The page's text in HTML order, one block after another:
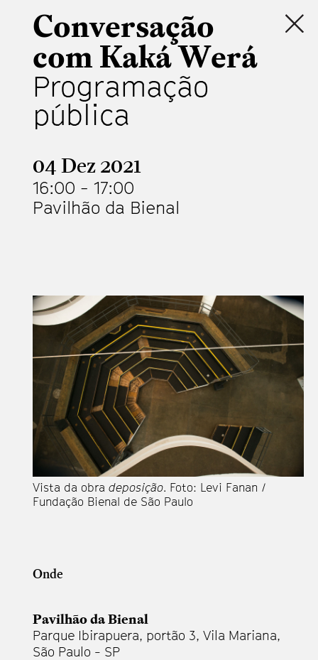
Conversação
com Kaká Werá
Programação
pública
04 Dez 2021
16:00 - 17:00
Pavilhão da Bienal
Vista da obra deposição. Foto: Levi Fanan /
Fundação Bienal de São Paulo
Onde
Pavilhão da Bienal
Parque Ibirapuera, portão 3, Vila Mariana,
São Paulo - SP